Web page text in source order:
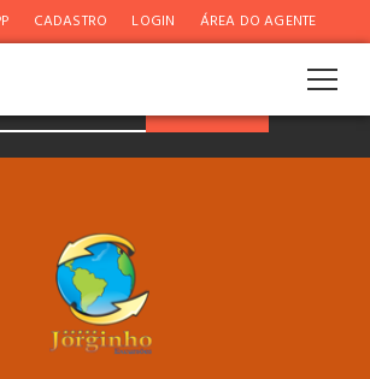
CADASTRO LOGIN ÁREA DO AGENTE
E PROMOÇÕES